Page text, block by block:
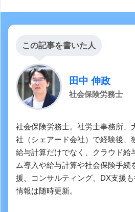
この記事を書いた人
田中 伸政
社会保険労務士
社会保険労務士。社労士事務所、
社（シェアード会社）で経験後、
給与計算だけでなく、クラウド給
ム導入や給与計算や社会保険手続
援、コンサルティング、DX支援
情報は随時更新。